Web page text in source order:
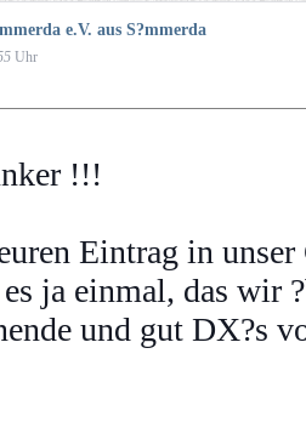
e.V. aus S?mmerda
Uhr
!!!
Eintrag in unser
ja einmal, das wir
und gut DX?s